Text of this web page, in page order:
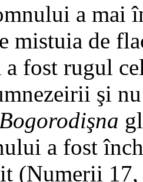
a mai
mistuia de
a fost rugul
şi
Bogorodişna
a fost
(Numerii